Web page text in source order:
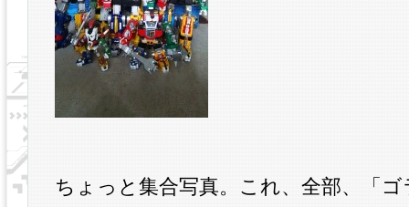
ちょっと集合写真。これ、全部、「